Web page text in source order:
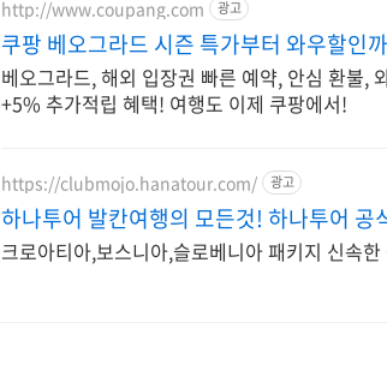
http://www.coupang.com 광고
쿠팡 베오그라드 시즌 특가부터 와우할인
베오그라드, 해외 입장권 빠른 예약, 안심 환불,
+5% 추가적립 혜택! 여행도 이제 쿠팡에서!
https://clubmojo.hanatour.com/ 광고
하나투어 발칸여행의 모든것! 하나투어 공
크로아티아,보스니아,슬로베니아 패키지 신속